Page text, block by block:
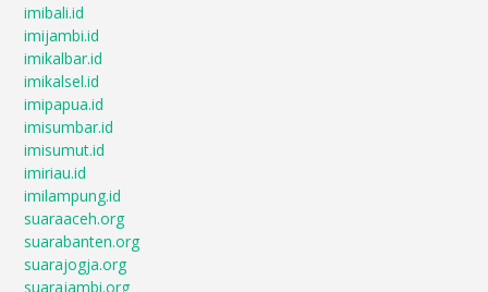
imibali.id
imijambi.id
imikalbar.id
imikalsel.id
imipapua.id
imisumbar.id
imisumut.id
imiriau.id
imilampung.id
suaraaceh.org
suarabanten.org
suarajogja.org
suarajambi.org